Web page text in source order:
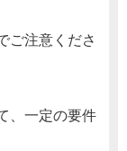
ご注意くださ
、一定の要件